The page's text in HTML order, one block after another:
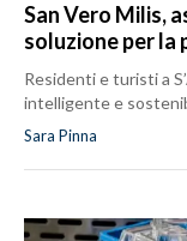
San Vero Milis,
soluzione per la
Residenti e turisti a
intelligente e
Sara Pinna